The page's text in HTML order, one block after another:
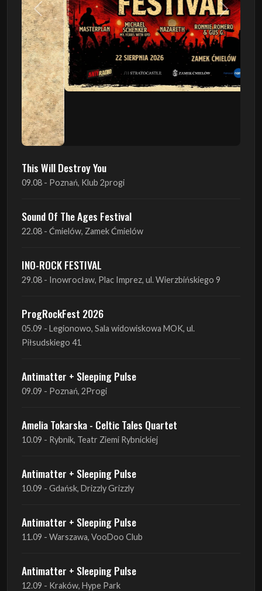
This Will Destroy You
09.08 - Poznań, Klub 2progi
Sound Of The Ages Festival
22.08 - Ćmielów, Zamek Ćmielów
INO-ROCK FESTIVAL
29.08 - Inowrocław, Plac Imprez, ul. Wierzbińskiego 9
ProgRockFest 2026
Antimatter + Sleeping Pulse
09.09 - Poznań, 2Progi
Amelia Tokarska - Celtic Tales Quartet
10.09 - Rybnik, Teatr Ziemi Rybnickiej
Antimatter + Sleeping Pulse
Antimatter + Sleeping Pulse
11.09 - Warszawa, VooDoo Club
Antimatter + Sleeping Pulse
12.09 - Kraków, Hype Park
Amelia Tokarska - Celtic Tales Quartet
19.09 - Brześć Kujawski, Wahadło